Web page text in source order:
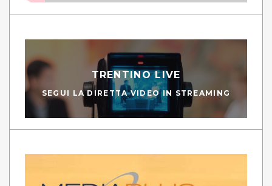
TRENTINO LIVE
SEGUI LA DIRETTA VIDEO IN STREAMING